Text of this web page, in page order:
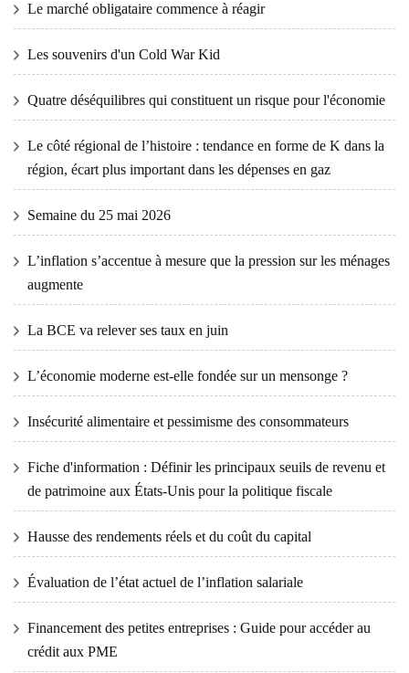
Le marché obligataire commence à réagir
Les souvenirs d'un Cold War Kid
Quatre déséquilibres qui constituent un risque pour l'économie
Le côté régional de l’histoire : tendance en forme de K dans la
région, écart plus important dans les dépenses en gaz
Semaine du 25 mai 2026
L’inflation s’accentue à mesure que la pression sur les ménages
augmente
La BCE va relever ses taux en juin
L’économie moderne est-elle fondée sur un mensonge ?
Insécurité alimentaire et pessimisme des consommateurs
Fiche d'information : Définir les principaux seuils de revenu et
de patrimoine aux États-Unis pour la politique fiscale
Hausse des rendements réels et du coût du capital
Évaluation de l’état actuel de l’inflation salariale
Financement des petites entreprises : Guide pour accéder au
crédit aux PME